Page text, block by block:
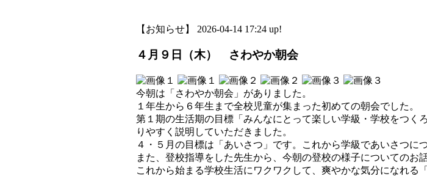
【お知らせ】 2026-04-14 17:24 up!
４月９日（木） さわやか朝会
今朝は「さわやか朝会」がありました。
１年生から６年生まで全校児童が集まった初めての朝会でした。
第１期の生活期の目標「みんなにとって楽しい学級・学校をつ
りやすく説明していただきました。
４・５月の目標は「あいさつ」です。これから学級であいさつに
また、登校指導をした先生から、今朝の登校の様子についてのお
これから始まる学校生活にワクワクして、爽やかな気分になれる